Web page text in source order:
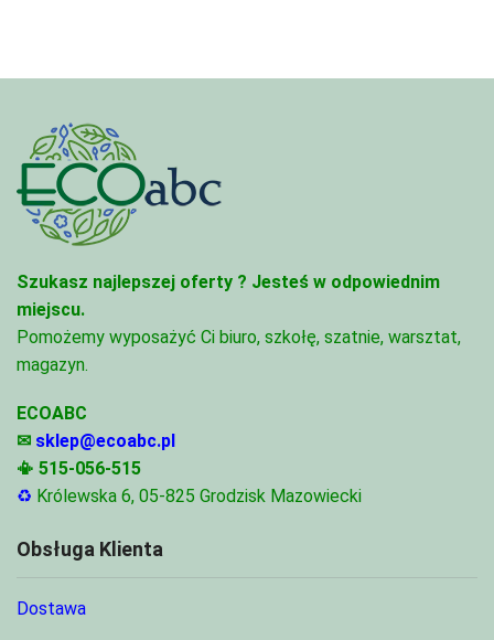
Szukasz najlepszej oferty ? Jesteś w odpowiednim
miejscu.
Pomożemy wyposażyć Ci biuro, szkołę, szatnie, warsztat,
magazyn.
ECOABC
✉ sklep@ecoabc.pl
📳 515-056-515
♻ Królewska 6, 05-825 Grodzisk Mazowiecki
Obsługa Klienta
Dostawa